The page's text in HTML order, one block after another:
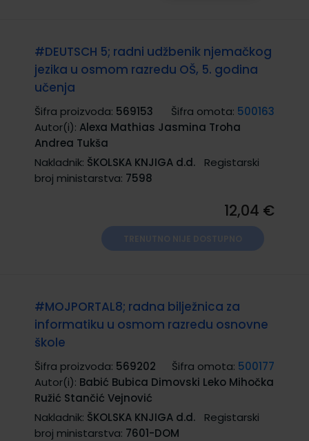
#DEUTSCH 5; radni udžbenik njemačkog
jezika u osmom razredu OŠ, 5. godina
učenja
Šifra proizvoda: 569153 Šifra omota: 500163
Autor(i): Alexa Mathias Jasmina Troha
Andrea Tukša
Nakladnik: ŠKOLSKA KNJIGA d.d.
Registarski
broj ministarstva: 7598
12,04 €
#MOJPORTAL8; radna bilježnica za
informatiku u osmom razredu osnovne
škole
Šifra proizvoda: 569202 Šifra omota: 500177
Autor(i): Babić Bubica Dimovski Leko Mihočka
Ružić Stančić Vejnović
Nakladnik: ŠKOLSKA KNJIGA d.d.
Registarski
broj ministarstva: 7601-DOM